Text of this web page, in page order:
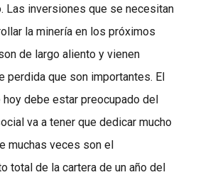
Las inversiones que se necesitan
la minería en los próximos
de largo aliento y vienen
perdida que son importantes. El
hoy debe estar preocupado del
va a tener que dedicar mucho
muchas veces son el
total de la cartera de un año del